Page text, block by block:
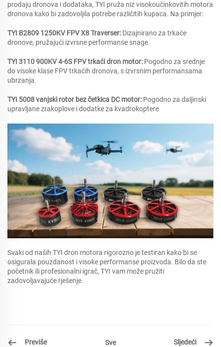
prodaju dronova i dodataka, TYI pruža niz visokoučinkovitih motora
dronova kako bi zadovoljila potrebe različitih kupaca. Na primjer:
TYI B2809 1250KV FPV X8 Traverser: Dizajnirano za trkaće
dronove, pružajući izvrsne performanse snage.
TYI 3110 900KV 4-6S FPV trkaći dron motor: Pogodno za srednje
do visoke klase FPV trkaćih dronova, s izvrsnim performansama
ubrzanja.
TYI 5008 vanjski rotor bez četkica DC motor: Pogodno za daljinski
upravljane zrakoplove i dodatke za kvadrokoptere
Svaki od naših TYI dron motora rigorozno je testiran kako bi se
osigurala pouzdanost i visoke performanse proizvoda. Bilo da ste
početnik ili profesionalni igrač, TYI vam može pružiti
zadovoljavajuće rješenje.
Previše Sve Sljedeći